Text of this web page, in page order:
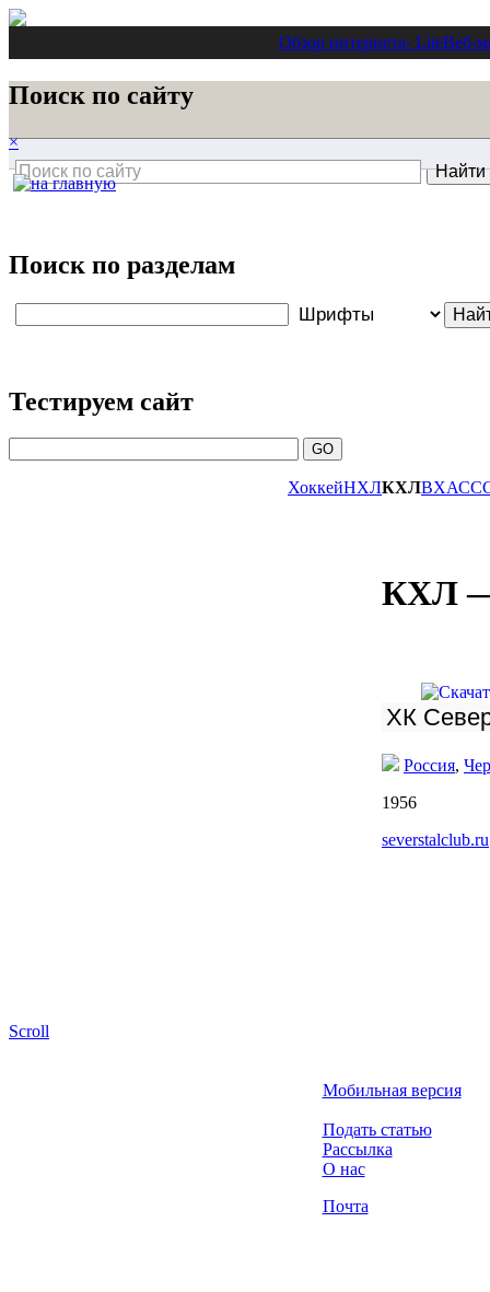
Обзор интернета- LiteВеб-
Поиск по сайту
×
Поиск по разделам
Тестируем сайт
ХоккейНХЛКХЛВХА
КХЛ
Россия,
1956
severstalclub.ru
Scroll
Мобильная версия
Подать статью
Рассылка
О нас
Почта